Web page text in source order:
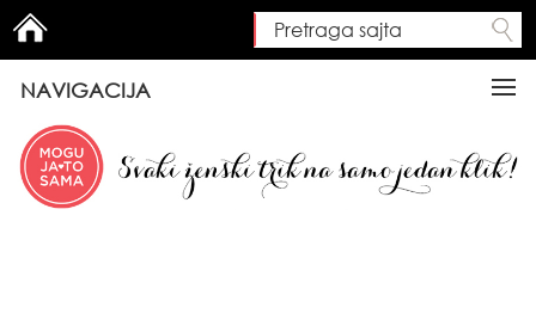
Search form
Pretraga sajta
NAVIGACIJA